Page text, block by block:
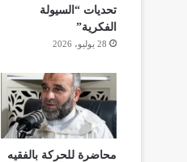
تحديات “السيولة
الفكرية”
28 يوليو، 2026
محاضرة للحركة بالفقيه